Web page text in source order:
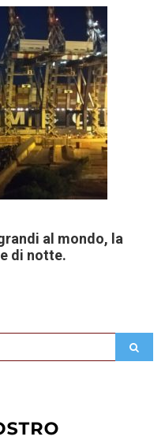
al mondo, la
di notte.